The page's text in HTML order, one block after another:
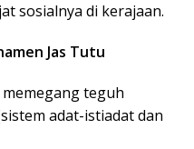
sosialnya di kerajaan.
Jas Tutu
teguh
adat-istiadat dan